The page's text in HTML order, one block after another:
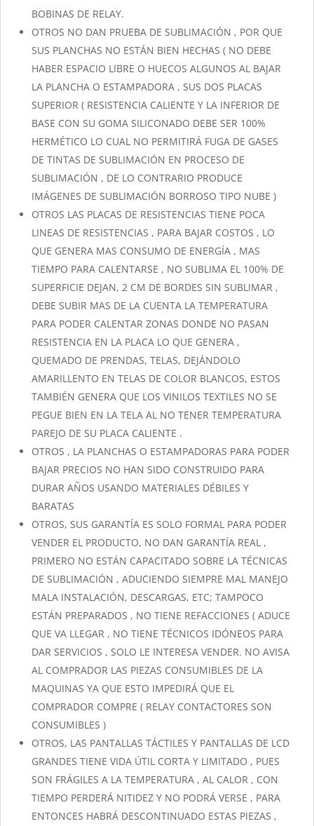
BOBINAS DE RELAY.
OTROS NO DAN PRUEBA DE SUBLIMACIÓN , POR QUE
SUS PLANCHAS NO ESTÁN BIEN HECHAS ( NO DEBE
HABER ESPACIO LIBRE O HUECOS ALGUNOS AL BAJAR
LA PLANCHA O ESTAMPADORA , SUS DOS PLACAS
SUPERIOR ( RESISTENCIA CALIENTE Y LA INFERIOR DE
BASE CON SU GOMA SILICONADO DEBE SER 100%
HERMÉTICO LO CUAL NO PERMITIRÁ FUGA DE GASES
DE TINTAS DE SUBLIMACIÓN EN PROCESO DE
SUBLIMACIÓN , DE LO CONTRARIO PRODUCE
IMÁGENES DE SUBLIMACIÓN BORROSO TIPO NUBE )
OTROS LAS PLACAS DE RESISTENCIAS TIENE POCA
LINEAS DE RESISTENCIAS , PARA BAJAR COSTOS , LO
QUE GENERA MAS CONSUMO DE ENERGÍA , MAS
TIEMPO PARA CALENTARSE , NO SUBLIMA EL 100% DE
SUPERFICIE DEJAN, 2 CM DE BORDES SIN SUBLIMAR ,
DEBE SUBIR MAS DE LA CUENTA LA TEMPERATURA
PARA PODER CALENTAR ZONAS DONDE NO PASAN
RESISTENCIA EN LA PLACA LO QUE GENERA ,
QUEMADO DE PRENDAS, TELAS, DEJÁNDOLO
AMARILLENTO EN TELAS DE COLOR BLANCOS, ESTOS
TAMBIÉN GENERA QUE LOS VINILOS TEXTILES NO SE
PEGUE BIEN EN LA TELA AL NO TENER TEMPERATURA
PAREJO DE SU PLACA CALIENTE .
OTROS , LA PLANCHAS O ESTAMPADORAS PARA PODER
BAJAR PRECIOS NO HAN SIDO CONSTRUIDO PARA
DURAR AÑOS USANDO MATERIALES DÉBILES Y
BARATAS
OTROS, SUS GARANTÍA ES SOLO FORMAL PARA PODER
VENDER EL PRODUCTO, NO DAN GARANTÍA REAL ,
PRIMERO NO ESTÁN CAPACITADO SOBRE LA TÉCNICAS
DE SUBLIMACIÓN , ADUCIENDO SIEMPRE MAL MANEJO
MALA INSTALACIÓN, DESCARGAS, ETC; TAMPOCO
ESTÁN PREPARADOS , NO TIENE REFACCIONES ( ADUCE
QUE VA LLEGAR , NO TIENE TÉCNICOS IDÓNEOS PARA
DAR SERVICIOS , SOLO LE INTERESA VENDER. NO AVISA
AL COMPRADOR LAS PIEZAS CONSUMIBLES DE LA
MAQUINAS YA QUE ESTO IMPEDIRÁ QUE EL
COMPRADOR COMPRE ( RELAY CONTACTORES SON
CONSUMIBLES )
OTROS, LAS PANTALLAS TÁCTILES Y PANTALLAS DE LCD
GRANDES TIENE VIDA ÚTIL CORTA Y LIMITADO , PUES
SON FRÁGILES A LA TEMPERATURA , AL CALOR , CON
TIEMPO PERDERÁ NITIDEZ Y NO PODRÁ VERSE , PARA
ENTONCES HABRÁ DESCONTINUADO ESTAS PIEZAS ,